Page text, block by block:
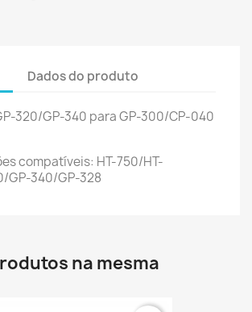
Dados do produto
320/GP-340 para GP-300/CP-040
compatíveis: HT-750/HT-
GP-340/GP-328
na mesma